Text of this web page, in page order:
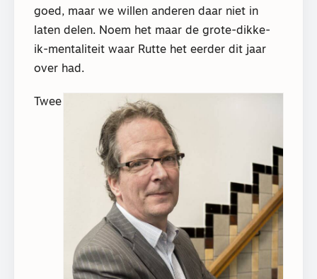
goed, maar we willen anderen daar niet in
laten delen. Noem het maar de grote-dikke-
ik-mentaliteit waar Rutte het eerder dit jaar
over had.
Twee